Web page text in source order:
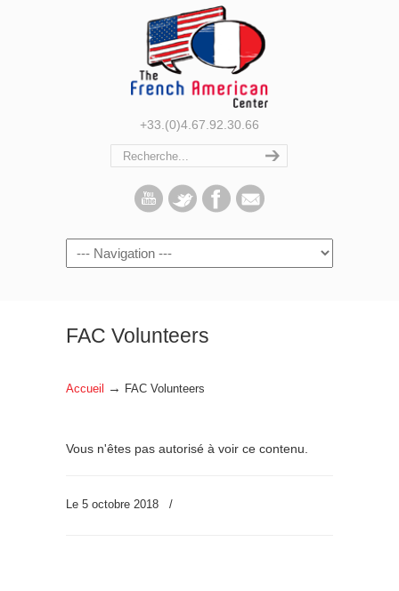
+33.(0)4.67.92.30.66
Navigation
FAC Volunteers
Accueil → FAC Volunteers
Vous n'êtes pas autorisé à voir ce contenu.
Le 5 octobre 2018 /